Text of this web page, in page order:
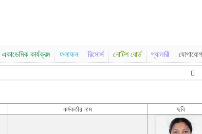
একাডেমিক কার্যক্রম ফলাফল রিসোর্স নোটিশ বোর্ড গ্যালারী যোগাযোগ
কর্মকর্তার নাম ছবি